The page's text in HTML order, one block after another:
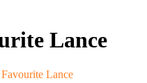
Lance
Favourite Lance